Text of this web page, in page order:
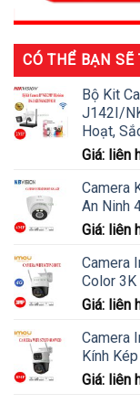
CÓ THỂ BẠN SẼ
Bộ Kit
J142I/
Hoạt,
Giá: liên
Camera
An Ninh
Giá: liên
Camera
Color 3K
Giá: liên
Camera
Kính
Giá: liên